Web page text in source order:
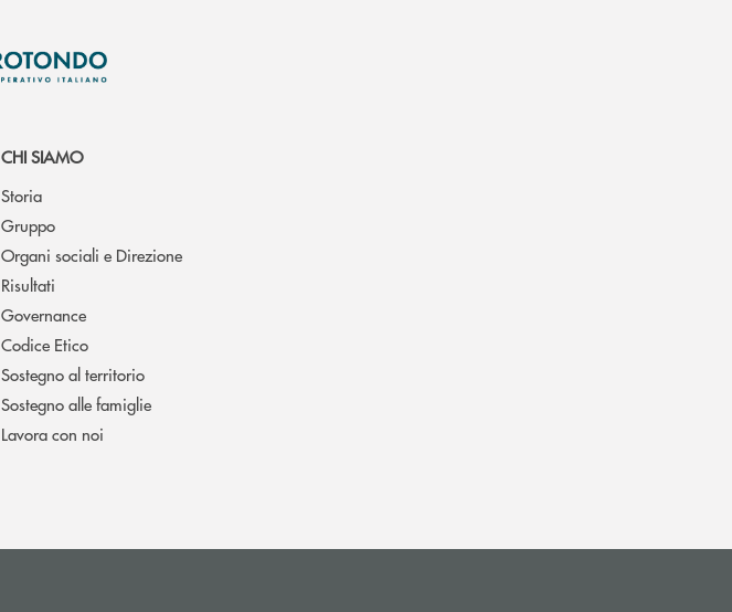
CHI SIAMO
Storia
Gruppo
Organi sociali e Direzione
Risultati
Governance
Codice Etico
Sostegno al territorio
Sostegno alle famiglie
Lavora con noi